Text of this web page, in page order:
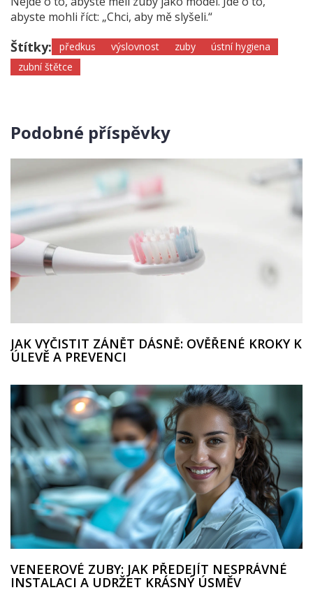
abyste mohli říct: „Chci, aby mě slyšeli.“
Štítky: předkus výslovnost zuby
ústní hygiena
zubní štětce
Podobné příspěvky
JAK VYČISTIT ZÁNĚT DÁSNĚ: OVĚŘENÉ KROKY K
ÚLEVĚ A PREVENCI
VENEEROVÉ ZUBY: JAK PŘEDEJÍT NESPRÁVNÉ
INSTALACI A UDRŽET KRÁSNÝ ÚSMĚV